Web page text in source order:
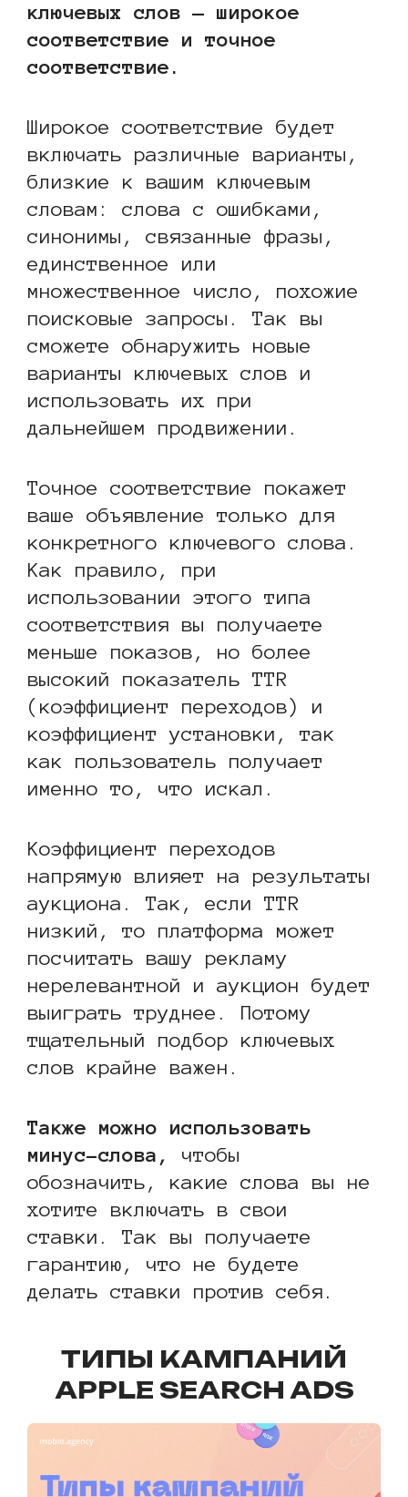
ключевых слов — широкое
соответствие и точное
соответствие.
Широкое соответствие будет
включать различные варианты,
близкие к вашим ключевым
словам: слова с ошибками,
синонимы, связанные фразы,
единственное или
множественное число, похожие
поисковые запросы. Так вы
сможете обнаружить новые
варианты ключевых слов и
использовать их при
дальнейшем продвижении.
Точное соответствие покажет
ваше объявление только для
конкретного ключевого слова.
Как правило, при
использовании этого типа
соответствия вы получаете
меньше показов, но более
высокий показатель TTR
(коэффициент переходов) и
коэффициент установки, так
как пользователь получает
именно то, что искал.
Коэффициент переходов
напрямую влияет на результаты
аукциона. Так, если TTR
низкий, то платформа может
посчитать вашу рекламу
нерелевантной и аукцион будет
выиграть труднее. Потому
тщательный подбор ключевых
слов крайне важен.
Также можно использовать
минус-слова,
чтобы
обозначить, какие слова вы не
хотите включать в свои
ставки. Так вы получаете
гарантию, что не будете
делать ставки против себя.
ТИПЫ КАМПАНИЙ
APPLE SEARCH ADS